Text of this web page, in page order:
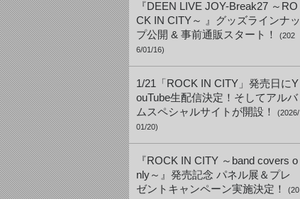
『DEEN LIVE JOY-Break27 ～RO
CK IN CITY～ 』グッズラインナッ
プ公開 & 事前通販スタート！
(202
6/01/16)
1/21「ROCK IN CITY」発売日にY
ouTube生配信決定！そしてアルバ
ムスペシャルサイトが開設！
(2026/
01/20)
『ROCK IN CITY ～band covers o
nly～』発売記念 パネル展＆プレ
ゼントキャンペーン実施決定！
(20